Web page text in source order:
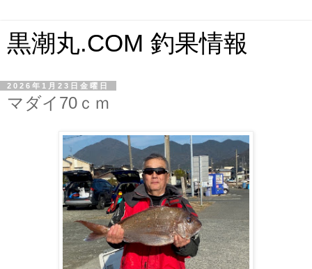
黒潮丸.COM 釣果情報
2026年1月23日金曜日
マダイ70ｃｍ